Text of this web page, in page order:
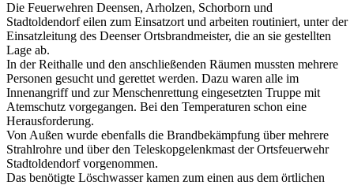
Die Feuerwehren Deensen, Arholzen, Schorborn und
Stadtoldendorf eilen zum Einsatzort und arbeiten routiniert, unter der
Einsatzleitung des Deenser Ortsbrandmeister, die an sie gestellten
Lage ab.
In der Reithalle und den anschließenden Räumen mussten mehrere
Personen gesucht und gerettet werden. Dazu waren alle im
Innenangriff und zur Menschenrettung eingesetzten Truppe mit
Atemschutz vorgegangen. Bei den Temperaturen schon eine
Herausforderung.
Von Außen wurde ebenfalls die Brandbekämpfung über mehrere
Strahlrohre und über den Teleskopgelenkmast der Ortsfeuerwehr
Stadtoldendorf vorgenommen.
Das benötigte Löschwasser kamen zum einen aus dem örtlichen